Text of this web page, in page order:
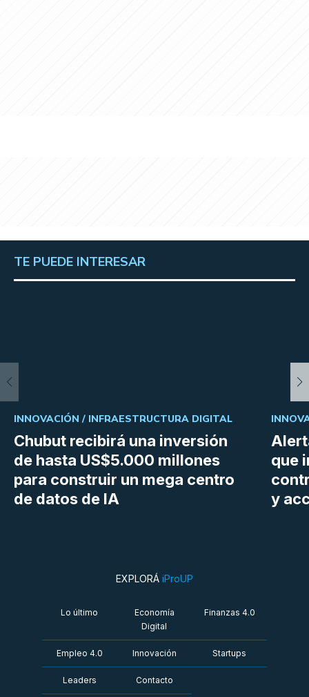
TE PUEDE INTERESAR
Chubut recibirá una inversión
de hasta US$5.000 millones
para construir un mega centro
de datos de IA
INNOVACIÓN / INFRAESTRUCTURA DIGITAL
que
y
EXPLORÁ iProUP
Lo último
Economía
Digital
Finanzas 4.0
Empleo 4.0 Innovación Startups
Leaders Contacto